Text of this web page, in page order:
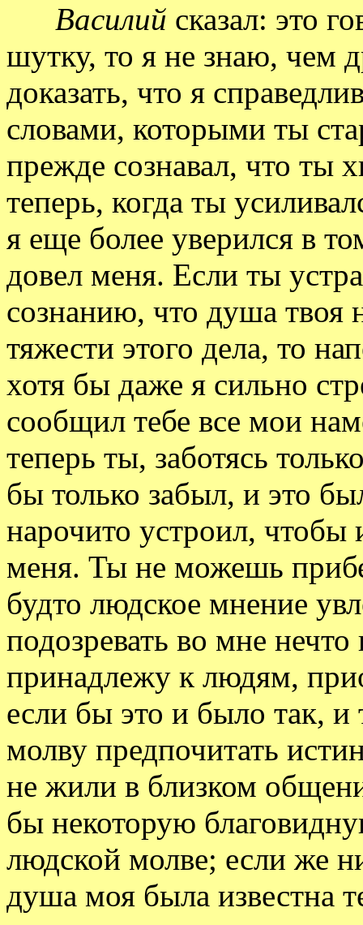
Василий сказал: это
шутку, то я не знаю, чем
доказать, что я
словами, которыми ты
прежде сознавал, что ты
теперь, когда ты
я еще более уверился в
довел меня. Если ты
сознанию, что душа твоя
тяжести этого дела, то
хотя бы даже я сильно
сообщил тебе все мои
теперь ты, заботясь
бы только забыл, и это
нарочито устроил, чтобы
меня. Ты не можешь
будто людское мнение
подозревать во мне
принадлежу к людям,
если бы это и было так, и
молву предпочитать
не жили в близком
бы некоторую
людской молве; если же
душа моя была известна